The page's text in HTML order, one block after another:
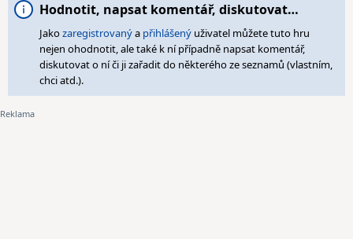
Hodnotit, napsat komentář, diskutovat…
Jakozaregistrovanýa přihlášený uživatel můžete tuto hru
nejen ohodnotit, ale také k ní případně napsat komentář,
diskutovat o ní či ji zařadit do některého ze seznamů (vlastním,
chci atd.).